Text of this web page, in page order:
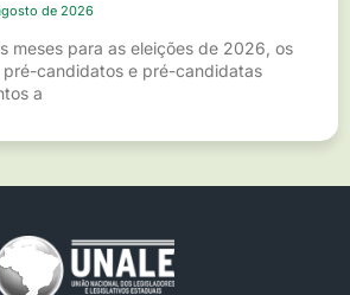
de 2026
meses para as eleições de 2026, os
candidatos e pré-candidatas
a